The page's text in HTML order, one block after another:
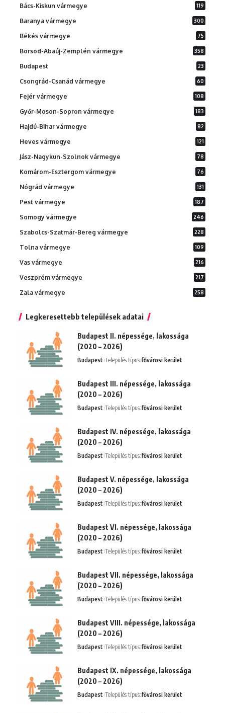
Bács-Kiskun vármegye 119
Baranya vármegye 300
Békés vármegye 75
Borsod-Abaúj-Zemplén vármegye 358
Budapest 23
Csongrád-Csanád vármegye 60
Fejér vármegye 108
Győr-Moson-Sopron vármegye 183
Hajdú-Bihar vármegye 82
Heves vármegye 121
Jász-Nagykun-Szolnok vármegye 78
Komárom-Esztergom vármegye 76
Nógrád vármegye 131
Pest vármegye 187
Somogy vármegye 246
Szabolcs-Szatmár-Bereg vármegye 228
Tolna vármegye 109
Vas vármegye 216
Veszprém vármegye 217
Zala vármegye 258
Legkeresettebb települések adatai
Budapest II. népessége, lakossága
(2020 – 2026)
Budapest Település típus:fővárosi kerület
Budapest III. népessége, lakossága
(2020 – 2026)
Budapest Település típus:fővárosi kerület
Budapest IV. népessége, lakossága
(2020 – 2026)
Budapest Település típus:fővárosi kerület
Budapest V. népessége, lakossága
(2020 – 2026)
Budapest Település típus:fővárosi kerület
Budapest VI. népessége, lakossága
(2020 – 2026)
Budapest Település típus:fővárosi kerület
Budapest VII. népessége, lakossága
(2020 – 2026)
Budapest Település típus:fővárosi kerület
Budapest VIII. népessége, lakossága
(2020 – 2026)
Budapest Település típus:fővárosi kerület
Budapest IX. népessége, lakossága
(2020 – 2026)
Budapest Település típus:fővárosi kerület